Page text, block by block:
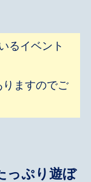
るイベント
ますのでご
っぷり遊ぼ